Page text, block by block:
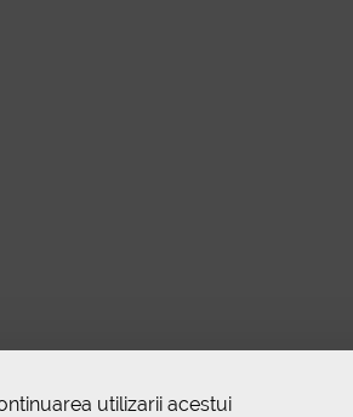
utilizarii acestui